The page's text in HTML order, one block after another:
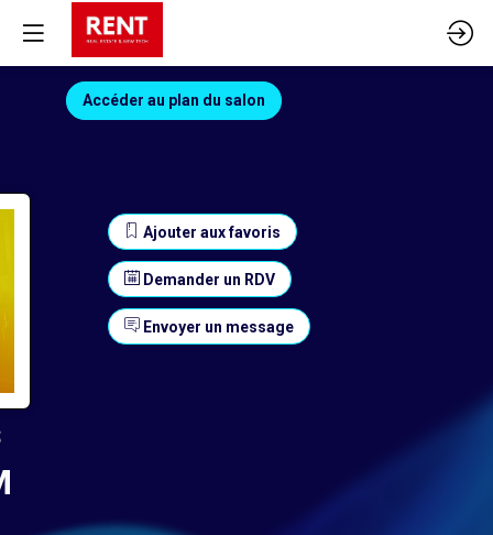
Accéder au plan du salon
Ajouter aux favoris
Demander un RDV
Envoyer un message